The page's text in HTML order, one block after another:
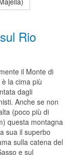
Rio
il Monte di
è la cima più
dagli
Anche se non
(poco più di
questa montagna
sua il superbo
sulla catena del
e sul